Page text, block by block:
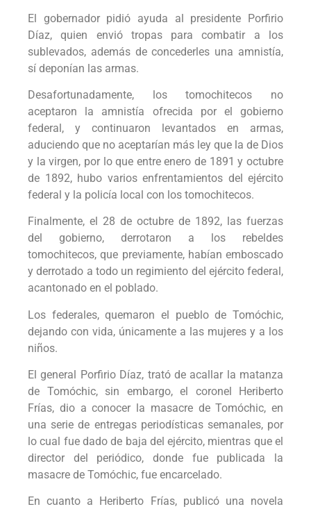
El gobernador pidió ayuda al presidente Porfirio
Díaz, quien envió tropas para combatir a los
sublevados, además de concederles una amnistía,
sí deponían las armas.
Desafortunadamente, los tomochitecos no
aceptaron la amnistía ofrecida por el gobierno
federal, y continuaron levantados en armas,
aduciendo que no aceptarían más ley que la de Dios
y la virgen, por lo que entre enero de 1891 y octubre
de 1892, hubo varios enfrentamientos del ejército
federal y la policía local con los tomochitecos.
Finalmente, el 28 de octubre de 1892, las fuerzas
del gobierno, derrotaron a los rebeldes
tomochitecos, que previamente, habían emboscado
y derrotado a todo un regimiento del ejército federal,
acantonado en el poblado.
Los federales, quemaron el pueblo de Tomóchic,
dejando con vida, únicamente a las mujeres y a los
niños.
El general Porfirio Díaz, trató de acallar la matanza
de Tomóchic, sin embargo, el coronel Heriberto
Frías, dio a conocer la masacre de Tomóchic, en
una serie de entregas periodísticas semanales, por
lo cual fue dado de baja del ejército, mientras que el
director del periódico, donde fue publicada la
masacre de Tomóchic, fue encarcelado.
En cuanto a Heriberto Frías, publicó una novela